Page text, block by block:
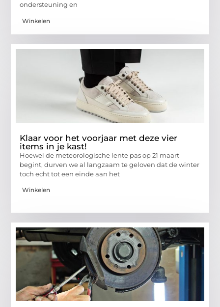
ondersteuning en
Winkelen
Klaar voor het voorjaar met deze vier
items in je kast!
Hoewel de meteorologische lente pas op 21 maart
begint, durven we al langzaam te geloven dat de winter
toch echt tot een einde aan het
Winkelen